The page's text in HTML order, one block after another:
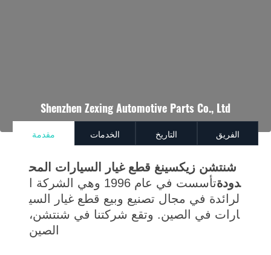
Shenzhen Zexing Automotive Parts Co., Ltd
مقدمة الخدمات التاريخ الفريق
شنتشن زيكسينغ قطع غيار السيارات المح
دودة
تأسست في عام 1996 وهي الشركة ا
لرائدة في مجال تصنيع وبيع قطع غيار السي
ارات في الصين. وتقع شركتنا في شنتشن،
الصين